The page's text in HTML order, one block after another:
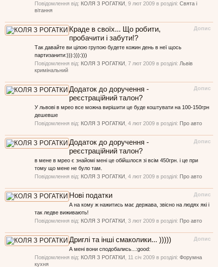
Повідомлення від: КОЛЯ З РОГАТКИ 9 лют 2009 в розділі: Свята і
вітання
Допис
Краде в своїх... Що робити,
пробачити і забути!?
Так давайте ви цілою групою будете кожин день в неї щось
партизанити:))):))):)))
Повідомлення від: КОЛЯ З РОГАТКИ 7 лют 2009 в розділі: Львів
кримінальний
Допис
Додаток до доручення -
реєстраційний талон?
У львові в мрео все можна вирішити це буде коштувати на 100-150грн
дешевше
Повідомлення від: КОЛЯ З РОГАТКИ 4 лют 2009 в розділі: Про авто
Допис
Додаток до доручення -
реєстраційний талон?
в мене в мрео є знайомі мені це обійшлося зі всім 450грн. і це при
тому що мене не було там.
Повідомлення від: КОЛЯ З РОГАТКИ 4 лют 2009 в розділі: Про авто
Допис
Нові податки
А на кому ж нажитись має держава, звісно на людях які і
так ледве виживають!
Повідомлення від: КОЛЯ З РОГАТКИ 3 лют 2009 в розділі: Про авто
Допис
Дриглі та інші смаколики... )))))
А мені вони сподобались...:good:
Повідомлення від: КОЛЯ З РОГАТКИ 11 січ 2009 в розділі: Форумна
кухня